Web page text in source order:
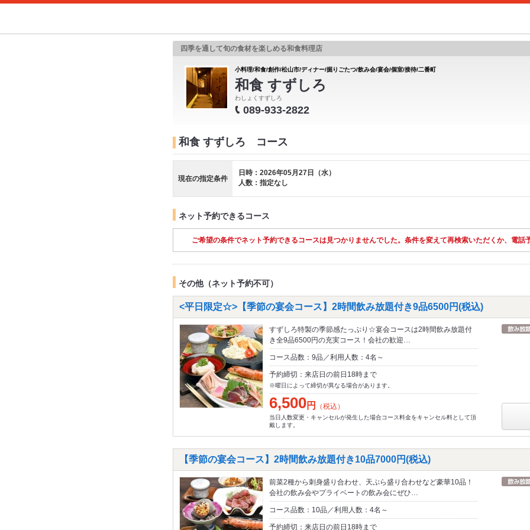
四季を通して旬の食材を楽しめる和食料理店
小料理/和食/創作/松山市/ディナー/掘りごたつ/飲み会/宴会/個室/接待/二番町
和食 すずしろ
わしょくすずしろ
089-933-2822
和食 すずしろ コース
現在の指定条件
日時：2026年05月27日（水）
人数：指定なし
ネット予約できるコース
ご希望の条件でネット予約できるコースは見つかりませんでした。条件を変えて再検索いただくか、電話
その他（ネット予約不可）
<平日限定☆>【季節の宴会コース】2時間飲み放題付き9品6500円(税込)
すずしろ特製の季節感たっぷり☆宴会コースは2時間飲み放題付
き全9品6500円の充実コース！会社の歓迎…
コース品数：9品／利用人数：4名～
予約締切：来店日の前日18時まで
※曜日によって締切が異なる場合があります。
6,500円 （税込）
当日人数変更・キャンセルが発生した場合コース料金をキャンセル料として頂
戴します。
【季節の宴会コース】2時間飲み放題付き10品7000円(税込)
前菜2種から刺身盛り合わせ、天ぷら盛り合わせなど豪華10品！
会社の飲み会やプライベートの飲み会にぜひ…
コース品数：10品／利用人数：4名～
予約締切：来店日の前日18時まで